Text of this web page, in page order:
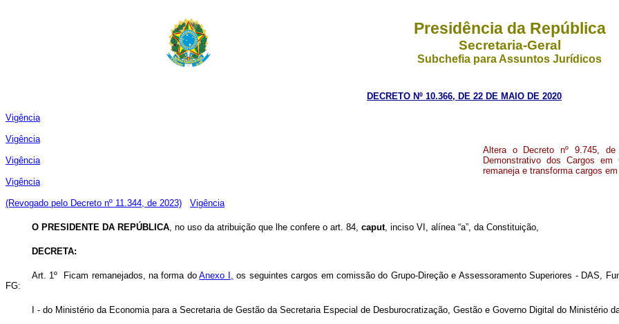
Presidência da República
Secretaria-Geral
Subchefia para Assuntos Jurídicos
DECRETO Nº 10.366, DE 22 DE MAIO DE 2020
Vigência
Vigência
Vigência
Vigência
(Revogado pelo Decreto nº 11.344, de 2023) Vigência
Altera o Decreto nº 9.745,
Demonstrativo dos Cargos
remaneja e transforma cargos
O PRESIDENTE DA REPÚBLICA, no uso da atribuição que lhe confere o art. 84, caput, inciso VI, alínea “a”, da Constituição,
DECRETA:
Art. 1º Ficam remanejados, na forma doAnexo I, os seguintes cargos em comissão do Grupo-Direção e Assessoramento Superiores - DAS,
FG:
I - do Ministério da Economia para a Secretaria de Gestão da Secretaria Especial de Desburocratização, Gestão e Governo Digital do Ministério